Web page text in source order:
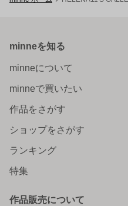
minneを知る
minneについて
minneで買いたい
作品をさがす
ショップをさがす
ランキング
特集
作品販売について